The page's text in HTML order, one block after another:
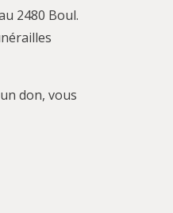
2480 Boul.
don, vous